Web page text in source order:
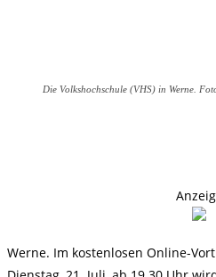
Die Volkshochschule (VHS) in Werne.
Werne. Im kostenlosen Online-